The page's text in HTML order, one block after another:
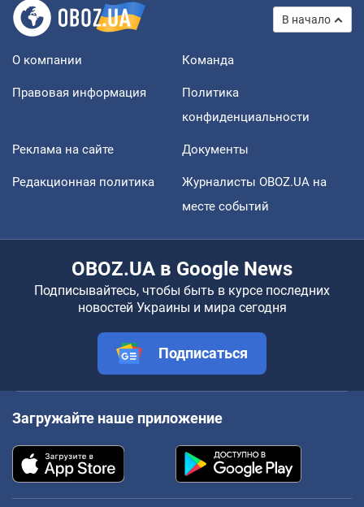
В начало
О компании Команда
Правовая информация
Политика
конфиденциальности
Реклама на сайте Документы
Редакционная политика
Журналисты OBOZ.UA на
месте событий
OBOZ.UA в Google News
Подписывайтесь, чтобы быть в курсе последних
новостей Украины и мира сегодня
Подписаться
Загружайте наше приложение